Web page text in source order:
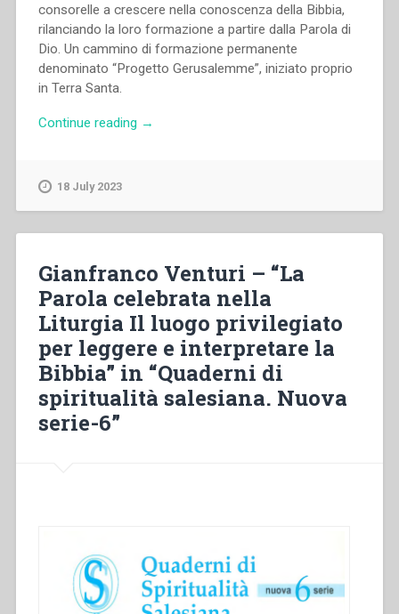
consorelle a crescere nella conoscenza della Bibbia,
rilanciando la loro formazione a partire dalla Parola di
Dio. Un cammino di formazione permanente
denominato “Progetto Gerusalemme”, iniziato proprio
in Terra Santa.
Continue reading “Maria
cuore
di
Dio
attraverso
la
sua
parola”
6””
→
18 July 2023
Gianfranco Venturi – “La
Parola celebrata nella
Liturgia Il luogo privilegiato
per leggere e interpretare la
Bibbia” in “Quaderni di
spiritualità salesiana. Nuova
serie-6”